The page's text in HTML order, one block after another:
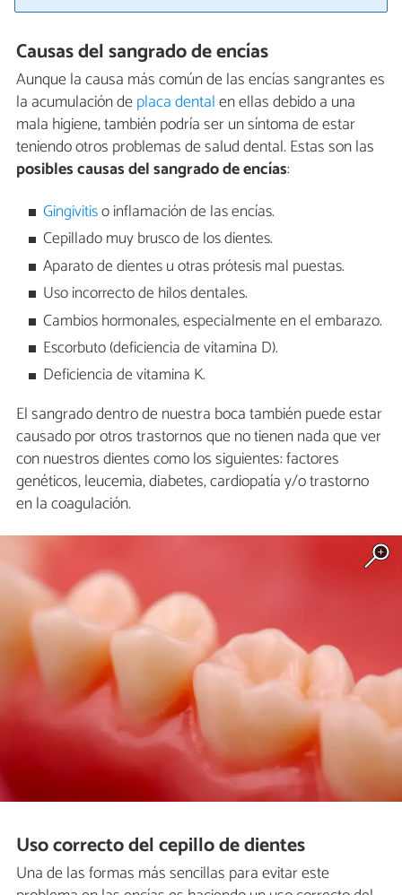
Causas del sangrado de encías
Aunque la causa más común de las encías sangrantes es
la acumulación deplaca dentalen ellas debido a una
mala higiene, también podría ser un síntoma de estar
teniendo otros problemas de salud dental. Estas son las
posibles causas del sangrado de encías:
Gingivitiso inflamación de las encías.
Cepillado muy brusco de los dientes.
Aparato de dientes u otras prótesis mal puestas.
Uso incorrecto de hilos dentales.
Cambios hormonales, especialmente en el embarazo.
Escorbuto (deficiencia de vitamina D).
Deficiencia de vitamina K.
El sangrado dentro de nuestra boca también puede estar
causado por otros trastornos que no tienen nada que ver
con nuestros dientes como los siguientes: factores
genéticos, leucemia, diabetes, cardiopatía y/o trastorno
en la coagulación.
Uso correcto del cepillo de dientes
Una de las formas más sencillas para evitar este